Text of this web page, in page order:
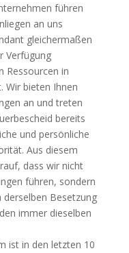
führen
an uns
gleichermaßen
Verfügung
Ressourcen in
Wir bieten Ihnen
an und treten
bereits
und persönliche
Aus diesem
dass wir nicht
führen, sondern
derselben Besetzung
immer dieselben
ist in den letzten 10